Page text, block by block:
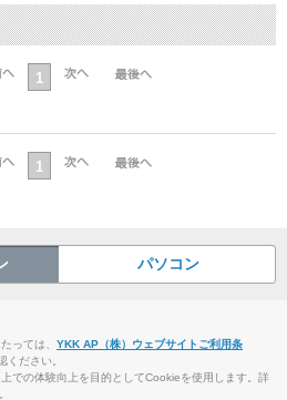
1
1
パソコン
っては、 YKK AP（株）ウェブサイトご利用条
ください。
での体験向上を目的としてCookieを使用します。詳